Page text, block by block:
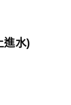
進水)